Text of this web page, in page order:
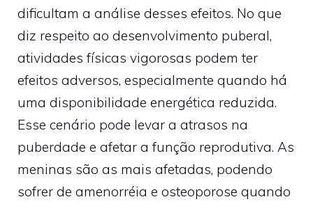
dificultam a análise desses efeitos. No que
diz respeito ao desenvolvimento puberal,
atividades físicas vigorosas podem ter
efeitos adversos, especialmente quando há
uma disponibilidade energética reduzida.
Esse cenário pode levar a atrasos na
puberdade e afetar a função reprodutiva. As
meninas são as mais afetadas, podendo
sofrer de amenorréia e osteoporose quando